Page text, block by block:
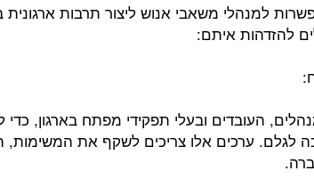
שמאפשרות למנהלי משאבי אנוש ליצור תרבות
להזדהות איתם:
העובדים ובעלי תפקידי מפתח בארגון, כדי
לגלם. ערכים אלו צריכים לשקף את המשימות,